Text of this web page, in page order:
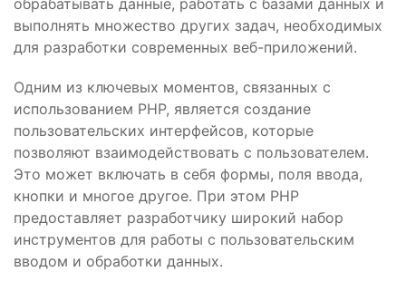
обрабатывать данные, работать с базами данных и
выполнять множество других задач, необходимых
для разработки современных веб-приложений.
Одним из ключевых моментов, связанных с
использованием PHP, является создание
пользовательских интерфейсов, которые
позволяют взаимодействовать с пользователем.
Это может включать в себя формы, поля ввода,
кнопки и многое другое. При этом PHP
предоставляет разработчику широкий набор
инструментов для работы с пользовательским
вводом и обработки данных.